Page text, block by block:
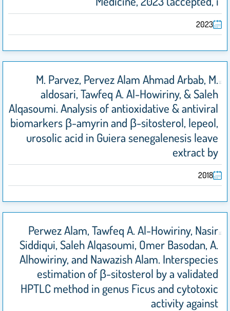
2023
M. Parvez, Pervez Alam Ahmad Arbab, M.
aldosari, Tawfeq A. Al-Howiriny, & Saleh
Alqasoumi. Analysis of antioxidative & antiviral
biomarkers β-amyrin and β-sitosterol, lepeol,
urosolic acid in Guiera senegalenesis leave
extract by
2018
Perwez Alam, Tawfeq A. Al-Howiriny, Nasir
Siddiqui, Saleh Alqasoumi, Omer Basodan, A.
Alhowiriny, and Nawazish Alam. Interspecies
estimation of β-sitosterol by a validated
HPTLC method in genus Ficus and cytotoxic
activity against